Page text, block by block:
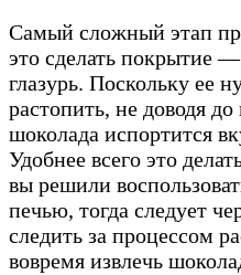
Самый сложный этап
это сделать покрытие
глазурь. Поскольку ее
растопить, не доводя
шоколада испортится
Удобнее всего это
вы решили
печью, тогда следует
следить за процессом
вовремя извлечь